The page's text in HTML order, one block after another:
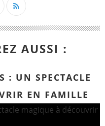
AUSSI :
: UN SPECTACLE
EN FAMILLE